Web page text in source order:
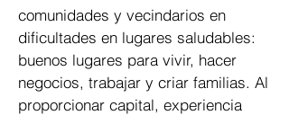
comunidades y vecindarios en
dificultades en lugares saludables:
buenos lugares para vivir, hacer
negocios, trabajar y criar familias. Al
proporcionar capital, experiencia